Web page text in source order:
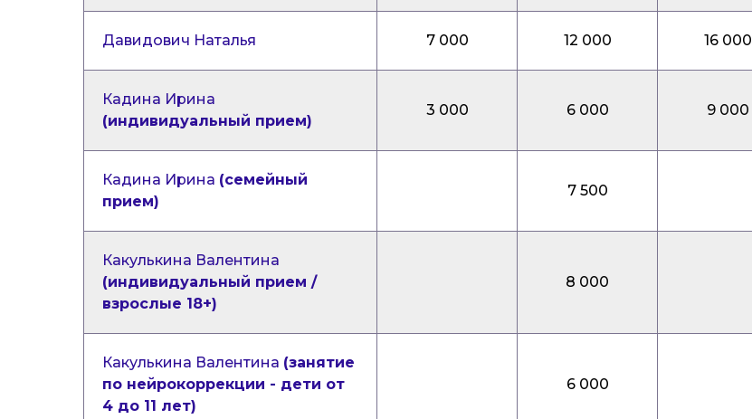
Давидович Наталья 7 000 12 000 16 000
Кадина Ирина
(индивидуальный прием)
3 000 6 000 9 000
Кадина Ирина (семейный
прием)
7 500
Какулькина Валентина
(индивидуальный прием /
взрослые 18+)
8 000
Какулькина Валентина (занятие
по нейрокоррекции - дети от
4 до 11 лет)
6 000